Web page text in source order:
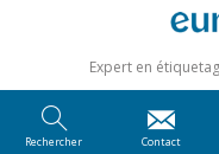
Expert en
Rechercher Contact